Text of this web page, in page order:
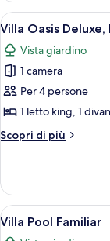
Frente
Al
Mar
Apri
tutte
le
foto
per
Villa
Oasis
Deluxe,
View
7
Villa Oasis
Vista giardino
1 camera
Per 4 persone
1 letto king, 1
Scopri di più
Altri
Oasis
Deluxe,
Pool
View
Apri
tutte
8
Villa Pool Familiar